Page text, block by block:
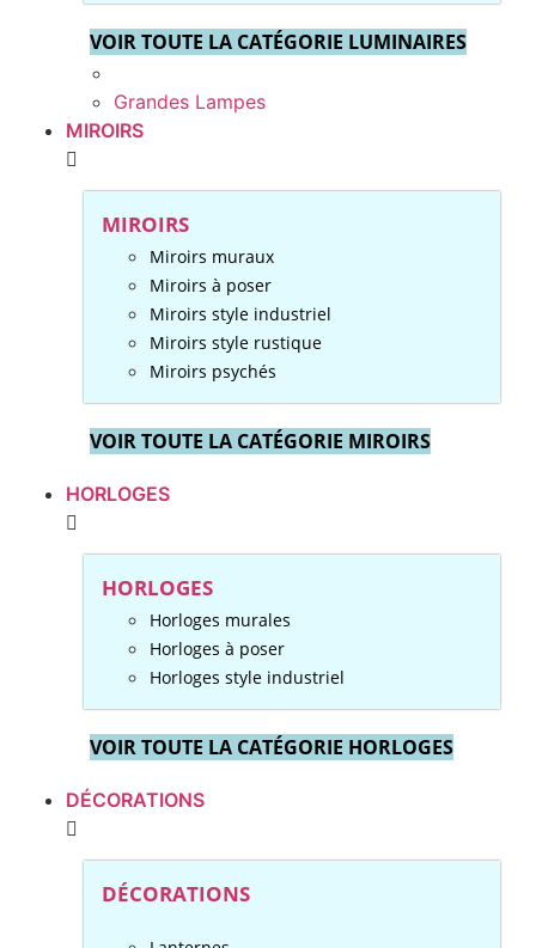
VOIR TOUTE LA CATÉGORIE LUMINAIRES
Grandes Lampes
MIROIRS
MIROIRS
Miroirs muraux
Miroirs à poser
Miroirs style industriel
Miroirs style rustique
Miroirs psychés
VOIR TOUTE LA CATÉGORIE MIROIRS
HORLOGES
HORLOGES
Horloges murales
Horloges à poser
Horloges style industriel
VOIR TOUTE LA CATÉGORIE HORLOGES
DÉCORATIONS
DÉCORATIONS